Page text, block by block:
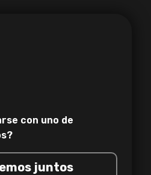
con uno de
juntos